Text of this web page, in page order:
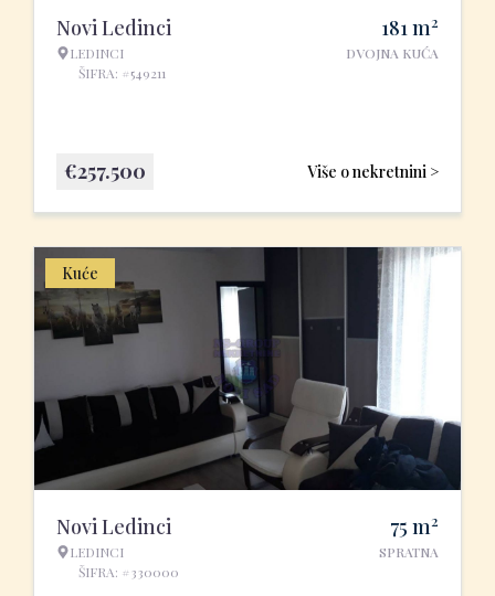
Novi Ledinci
LEDINCI
ŠIFRA: #549211
181m2
DVOJNA KUĆA
Više o nekretnini >
€257.500
Kuće
Novi Ledinci
LEDINCI
ŠIFRA: #330000
75 m2
SPRATNA